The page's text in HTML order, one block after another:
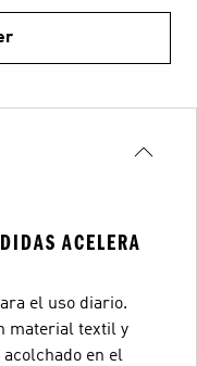
ACELERA
el uso diario.
material textil y
en el